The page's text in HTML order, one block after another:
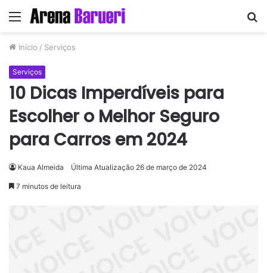
Menu
Início / Serviços
Serviços
10 Dicas Imperdíveis para
Escolher o Melhor Seguro
para Carros em 2024
Kaua Almeida Última Atualização 26 de março de 2024
7 minutos de leitura